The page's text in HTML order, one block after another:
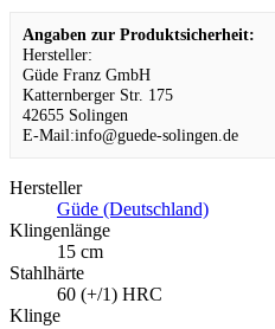
Angaben zur Produktsicherheit:
Hersteller:
Güde Franz GmbH
Katternberger Str. 175
42655 Solingen
E-Mail:info@guede-solingen.de
Hersteller
Güde (Deutschland)
Klingenlänge
15 cm
Stahlhärte
60 (+/1) HRC
Klinge